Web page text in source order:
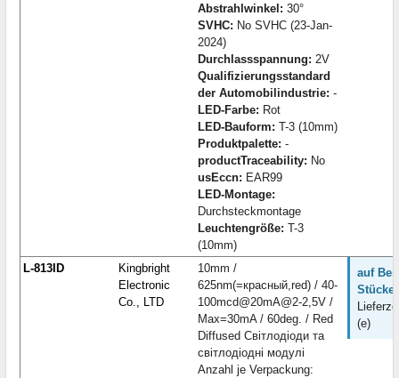
Abstrahlwinkel: 30°
SVHC: No SVHC (23-Jan-
2024)
Durchlassspannung: 2V
Qualifizierungsstandard
der Automobilindustrie: -
LED-Farbe: Rot
LED-Bauform: T-3 (10mm)
Produktpalette: -
productTraceability: No
usEccn: EAR99
LED-Montage:
Durchsteckmontage
Leuchtengröße: T-3
(10mm)
L-813ID
Kingbright
Electronic
Co., LTD
10mm /
625nm(=красный,red) / 40-
100mcd@20mA@2-2,5V /
Max=30mA / 60deg. / Red
Diffused Світлодіоди та
світлодіодні модулі
Anzahl je Verpackung:
auf
Stücke:
(e)